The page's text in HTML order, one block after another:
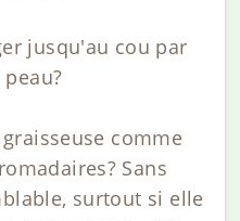
jusqu'au cou par
comme
Sans
surtout si elle